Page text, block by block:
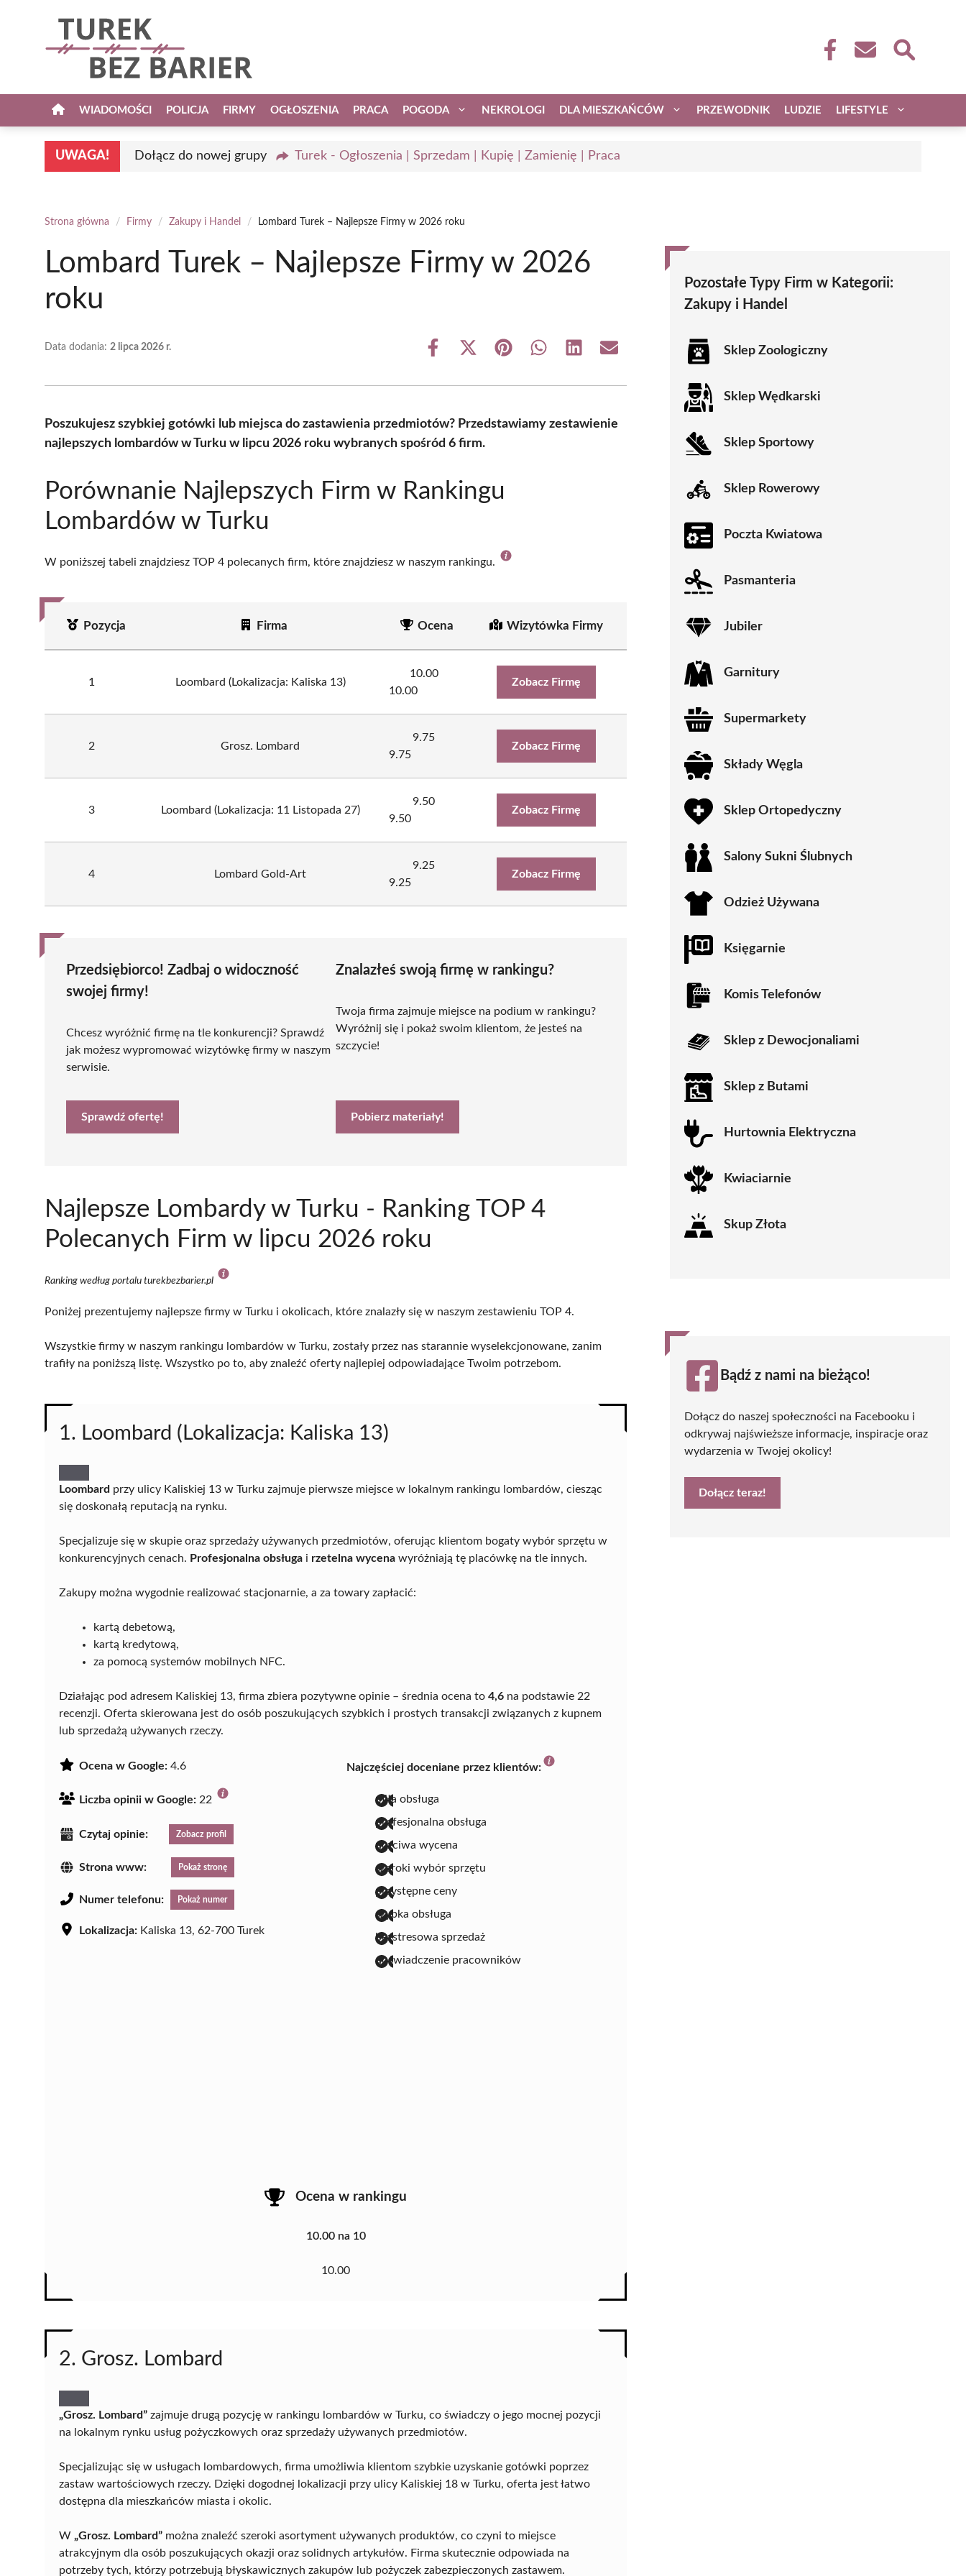
WIADOMOŚCI POLICJA FIRMY OGŁOSZENIA PRACA POGODA NEKROLOGI DLA MIESZKAŃCÓW PRZEWODNIK LUDZIE LIFESTYLE
UWAGA! Dołącz do nowej grupy Turek - Ogłoszenia | Sprzedam | Kupię | Zamienię | Praca
Strona główna / Firmy / Zakupy i Handel / Lombard Turek – Najlepsze Firmy w 2026 roku
Lombard Turek – Najlepsze Firmy w 2026
roku
Data dodania: 2 lipca 2026 r.
Share
Share
(Twitter)
Share Share Share Share
Poszukujesz szybkiej gotówki lub miejsca do zastawienia przedmiotów? Przedstawiamy zestawienie
najlepszych lombardów w Turku w lipcu 2026 roku wybranych spośród 6 firm.
Porównanie Najlepszych Firm w Rankingu
Lombardów w Turku
W poniższej tabeli znajdziesz TOP 4 polecanych firm, które znajdziesz w naszym rankingu.
Pozycja Firma Ocena Wizytówka Firmy
1 Loombard (Lokalizacja: Kaliska 13)
10.00
10.00
Zobacz Firmę
2 Grosz. Lombard
9.75
9.75
Zobacz Firmę
3 Loombard (Lokalizacja: 11 Listopada 27)
9.50
9.50
Zobacz Firmę
4 Lombard Gold-Art
9.25
9.25
Zobacz Firmę
Przedsiębiorco! Zadbaj o widoczność
swojej firmy!
Chcesz wyróżnić firmę na tle konkurencji? Sprawdź
jak możesz wypromować wizytówkę firmy w naszym
serwisie.
Sprawdź ofertę!
Znalazłeś swoją firmę w rankingu?
Twoja firma zajmuje miejsce na podium w rankingu?
Wyróżnij się i pokaż swoim klientom, że jesteś na
szczycie!
Pobierz materiały!
Najlepsze Lombardy w Turku - Ranking TOP 4
Polecanych Firm w lipcu 2026 roku
Ranking według portalu turekbezbarier.pl
Poniżej prezentujemy najlepsze firmy w Turku i okolicach, które znalazły się w naszym zestawieniu TOP 4.
Wszystkie firmy w naszym rankingu lombardów w Turku, zostały przez nas starannie wyselekcjonowane, zanim
trafiły na poniższą listę. Wszystko po to, aby znaleźć oferty najlepiej odpowiadające Twoim potrzebom.
1. Loombard (Lokalizacja: Kaliska 13)
Loombard przy ulicy Kaliskiej 13 w Turku zajmuje pierwsze miejsce w lokalnym rankingu lombardów, ciesząc
się doskonałą reputacją na rynku.
Specjalizuje się w skupie oraz sprzedaży używanych przedmiotów, oferując klientom bogaty wybór sprzętu w
konkurencyjnych cenach. Profesjonalna obsługa i rzetelna wycena wyróżniają tę placówkę na tle innych.
Zakupy można wygodnie realizować stacjonarnie, a za towary zapłacić:
kartą debetową,
kartą kredytową,
za pomocą systemów mobilnych NFC.
Działając pod adresem Kaliskiej 13, firma zbiera pozytywne opinie – średnia ocena to 4,6 na podstawie 22
recenzji. Oferta skierowana jest do osób poszukujących szybkich i prostych transakcji związanych z kupnem
lub sprzedażą używanych rzeczy.
Ocena w Google: 4.6
Liczba opinii w Google: 22
Czytaj opinie: Zobacz profil
Strona www: Pokaż stronę
Numer telefonu: Pokaż numer
Lokalizacja: Kaliska 13, 62-700 Turek
Najczęściej doceniane przez klientów:
miła obsługa
profesjonalna obsługa
uczciwa wycena
szeroki wybór sprzętu
przystępne ceny
szybka obsługa
bezstresowa sprzedaż
doświadczenie pracowników
Ocena w rankingu
10.00 na 10
10.00
2. Grosz. Lombard
„Grosz. Lombard” zajmuje drugą pozycję w rankingu lombardów w Turku, co świadczy o jego mocnej pozycji
na lokalnym rynku usług pożyczkowych oraz sprzedaży używanych przedmiotów.
Specjalizując się w usługach lombardowych, firma umożliwia klientom szybkie uzyskanie gotówki poprzez
zastaw wartościowych rzeczy. Dzięki dogodnej lokalizacji przy ulicy Kaliskiej 18 w Turku, oferta jest łatwo
dostępna dla mieszkańców miasta i okolic.
W „Grosz. Lombard” można znaleźć szeroki asortyment używanych produktów, co czyni to miejsce
atrakcyjnym dla osób poszukujących okazji oraz solidnych artykułów. Firma skutecznie odpowiada na
potrzeby tych, którzy potrzebują błyskawicznych zakupów lub pożyczek zabezpieczonych zastawem.
Pozostałe Typy Firm w Kategorii:
Zakupy i Handel
Sklep Zoologiczny
Sklep Wędkarski
Sklep Sportowy
Sklep Rowerowy
Poczta Kwiatowa
Pasmanteria
Jubiler
Garnitury
Supermarkety
Składy Węgla
Sklep Ortopedyczny
Salony Sukni Ślubnych
Odzież Używana
Księgarnie
Komis Telefonów
Sklep z Dewocjonaliami
Sklep z Butami
Hurtownia Elektryczna
Kwiaciarnie
Skup Złota
Bądź z nami na bieżąco!
Dołącz do naszej społeczności na Facebooku i
odkrywaj najświeższe informacje, inspiracje oraz
wydarzenia w Twojej okolicy!
Dołącz teraz!